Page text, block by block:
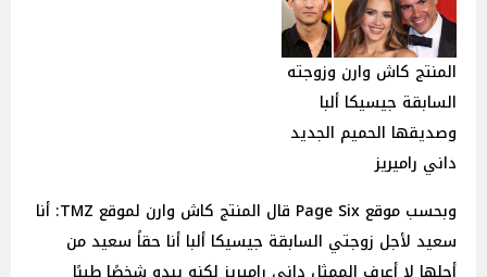
المنتج كاش وارن وزوجته
السابقة جيسيكا ألبا
وصديقها الحميم الجديد
داني راميريز
وبحسب موقع Page Six قال المنتج كاش وارن لموقع TMZ: أنا
سعيد لأجل زوجتي السابقة جيسيكا ألبا أنا حقاً سعيد من